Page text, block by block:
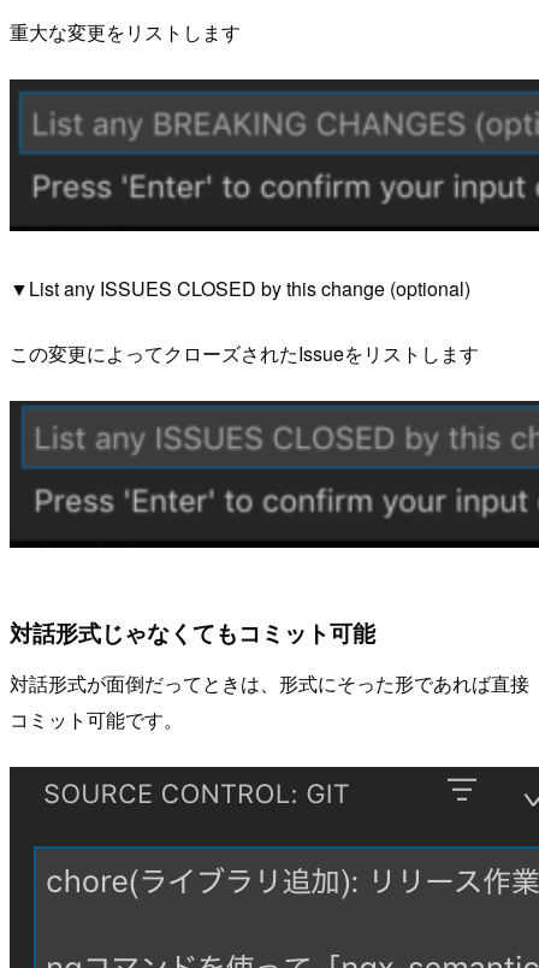
重大な変更をリストします
▼List any ISSUES CLOSED by this change (optional)
この変更によってクローズされたIssueをリストします
対話形式じゃなくてもコミット可能
対話形式が面倒だってときは、形式にそった形であれば直接
コミット可能です。